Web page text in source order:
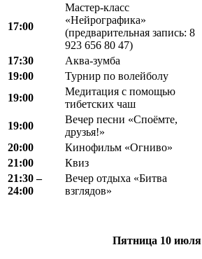
17:00
Мастер-класс
«Нейрографика»
(предварительная запись: 8
923 656 80 47)
17:30 Аква-зумба
19:00
Турнир по волейболу
19:00
Медитация с помощью
тибетских чаш
19:00
Вечер песни «Споёмте,
друзья!»
20:00
Кинофильм «Огниво»
21:00
Квиз
21:30 –
24:00
Вечер отдыха «Битва
взглядов»
Пятница 10 июля